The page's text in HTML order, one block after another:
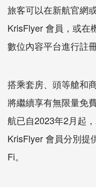
旅客可以在新航官網
KrisFlyer 會員，或在
數位內容平台進行註冊
搭乘套房、頭等艙和
將繼續享有無限量免
航已自2023年2月起
KrisFlyer 會員分別提
Fi。